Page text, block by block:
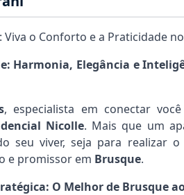
Viva o Conforto e a Praticidade
Harmonia, Elegância e
, especialista em conectar
Nicolle. Mais que um
seu viver, seja para realizar
e promissor em Brusque.
O Melhor de Brusque